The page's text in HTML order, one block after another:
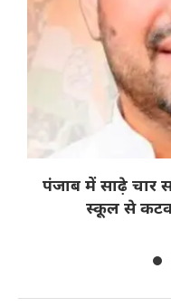
पंजाब में साढ़े चार
स्कूल से